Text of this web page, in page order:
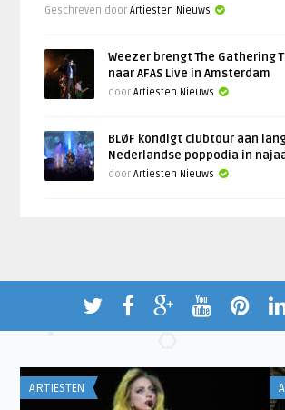
Geschreven doorArtiesten Nieuws
Weezer brengt The Gathering
naar AFAS Live in Amsterdam
doorArtiesten Nieuws
BLØF kondigt clubtour aan
Nederlandse poppodia in
doorArtiesten Nieuws
ARTIESTEN